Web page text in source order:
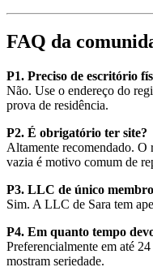
FAQ da
P1. Preciso de escritório
Não. Use o endereço do
prova de residência.
P2. É obrigatório ter site?
Altamente recomendado. O
vazia é motivo comum de
P3. LLC de único
Sim. A LLC de Sara tem
P4. Em quanto tempo
Preferencialmente em até
mostram seriedade.